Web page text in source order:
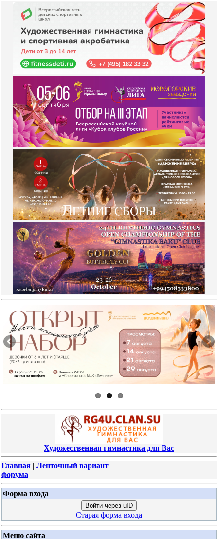
Художественная гимнастика для Вас
Главная | Ленточный вариант
форума
Форма входа
Войти через uID
Старая форма входа
Меню сайта